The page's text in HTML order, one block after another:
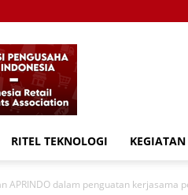
RITEL TEKNOLOGI KEGIATAN
APRINDO dalam penguatan kerjasama